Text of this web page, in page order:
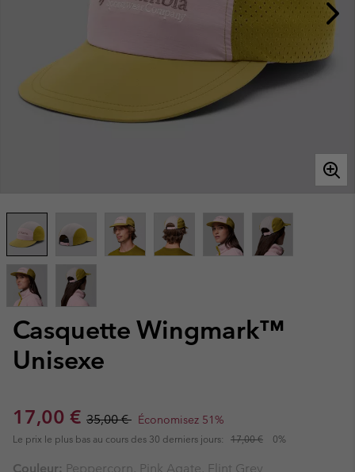
Casquette Wingmark™
Unisexe
Sale price:
17,00 € Regular price:
35,00 € Économisez 51%
Le prix le plus bas au cours des 30 derniers jours: 17,00 € 0%
Couleur: Peppercorn, Pink Agate, Flint Grey